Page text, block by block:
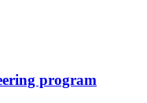
program